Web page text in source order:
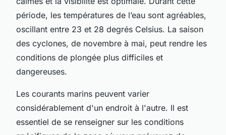
période, les températures de l’eau sont agréables,
oscillant entre 23 et 28 degrés Celsius. La saison
des cyclones, de novembre à mai, peut rendre les
conditions de plongée plus difficiles et
dangereuses.
Les courants marins peuvent varier
considérablement d'un endroit à l'autre. Il est
essentiel de se renseigner sur les conditions